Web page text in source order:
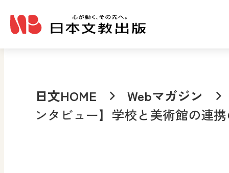
日文HOME
Webマガジン
ンタビュー】学校と美術館の連